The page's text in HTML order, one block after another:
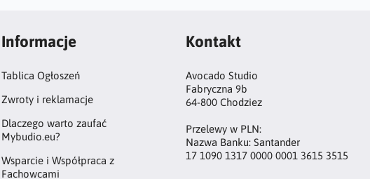
Informacje
Tablica Ogłoszeń
Zwroty i reklamacje
Dlaczego warto zaufać
Mybudio.eu?
Wsparcie i Współpraca z
Fachowcami
Kontakt
Avocado Studio
Fabryczna 9b
64-800 Chodziez
Przelewy w PLN:
Nazwa Banku: Santander
17 1090 1317 0000 0001 3615 3515